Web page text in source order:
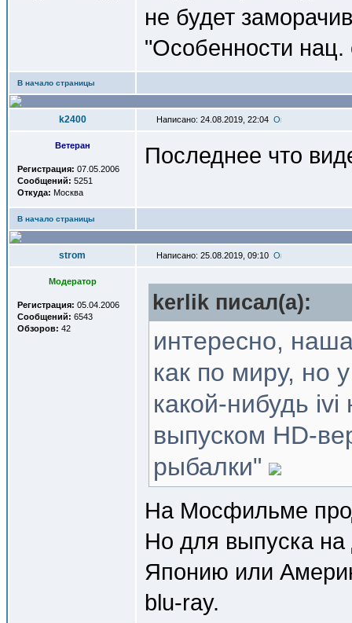
не будет
"Особенности
В начало страницы
k2400 Написано: 24.08.2019, 22:04
Ветеран
Регистрация: 07.05.2006
Сообщений: 5251
Откуда: Москва
Последнее что
В начало страницы
strom Написано: 25.08.2019, 09:10
Модератор
Регистрация: 05.04.2006
Сообщений: 6543
Обзоров: 42
kerlik писал(a):
интересно,
как по миру, но
какой-нибудь ivi
выпуском HD-
рыбалки"
На Мосфильме
Но для выпуска на
Японию или
blu-ray.